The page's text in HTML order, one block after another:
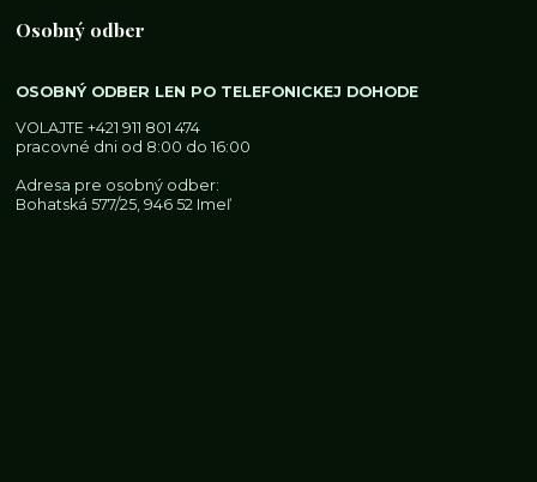
Osobný odber
OSOBNÝ ODBER LEN PO TELEFONICKEJ DOHODE
VOLAJTE+421 911 801 474
pracovné dni od 8:00 do 16:00
Adresa pre osobný odber:
Bohatská 577/25, 946 52 Imeľ